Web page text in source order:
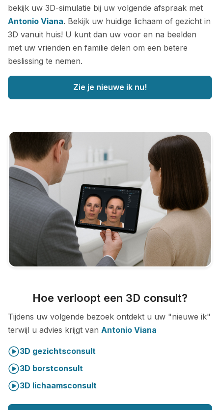
bekijk uw 3D-simulatie bij uw volgende afspraak met
Antonio Viana. Bekijk uw huidige lichaam of gezicht in
3D vanuit huis! U kunt dan uw voor en na beelden
met uw vrienden en familie delen om een betere
beslissing te nemen.
Zie je nieuwe ik nu!
Hoe verloopt een 3D consult?
Tijdens uw volgende bezoek ontdekt u uw "nieuwe ik"
terwijl u advies krijgt van Antonio Viana
3D gezichtsconsult
3D borstconsult
3D lichaamsconsult